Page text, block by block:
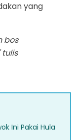
yang
bos
Ini Pakai Hula